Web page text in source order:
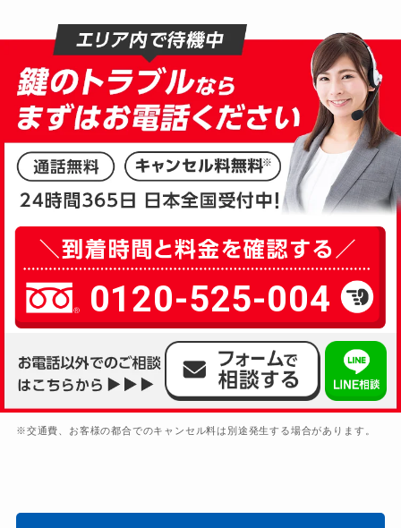
0120-525-004
※交通費、お客様の都合でのキャンセル料は別途発生する場合があります。